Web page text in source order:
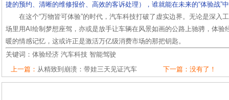
捷的预约、清晰的维修报价、高效的客诉处理），谁就能在未来的“体验战”
在这个“万物皆可体验”的时代，汽车科技打破了虚实边界。无论是深入
场里用AI绘制梦想座驾，亦或是放手让车辆在风景如画的公路上驰骋，体验
暖的情感记忆，这或许正是激活万亿级消费市场的那把钥匙。
关键词： 体验经济 汽车科技 智能驾驶
上一篇： 从精致到崩溃：带娃三天见证汽车 下一篇：没有了！